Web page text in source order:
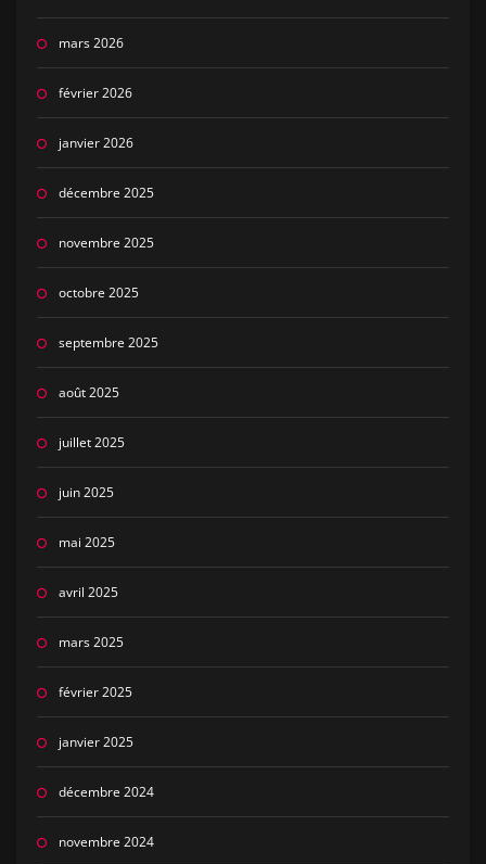
mars 2026
février 2026
janvier 2026
décembre 2025
novembre 2025
octobre 2025
septembre 2025
août 2025
juillet 2025
juin 2025
mai 2025
avril 2025
mars 2025
février 2025
janvier 2025
décembre 2024
novembre 2024